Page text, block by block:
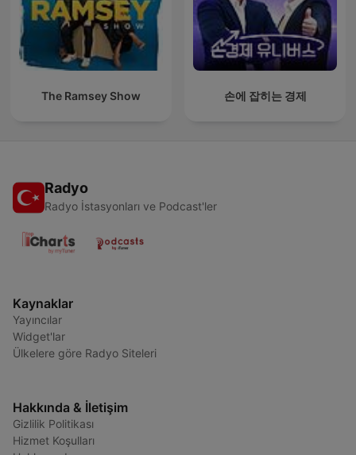
The Ramsey Show 손에 잡히는 경제
Radyo
Radyo İstasyonları ve Podcast'ler
Kaynaklar
Yayıncılar
Widget'lar
Ülkelere göre Radyo Siteleri
Hakkında & İletişim
Gizlilik Politikası
Hizmet Koşulları